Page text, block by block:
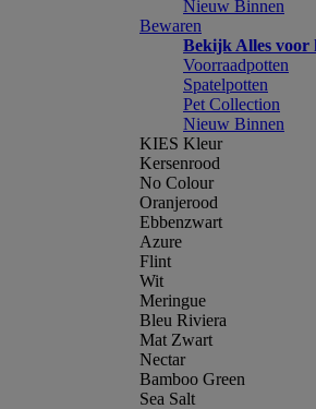
Nieuw Binnen
Bewaren
Bekijk Alles voor
Voorraadpotten
Spatelpotten
Pet Collection
Nieuw Binnen
KIES Kleur
Kersenrood
No Colour
Oranjerood
Ebbenzwart
Azure
Flint
Wit
Meringue
Bleu Riviera
Mat Zwart
Nectar
Bamboo Green
Sea Salt